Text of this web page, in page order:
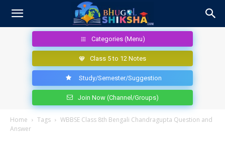
Categories (Menu)
Class 5 to 12 Notes
Study/Semester/Suggestion
Join Now (Channel/Groups)
Home Tags
WBBSE Class 8th Bengali Chandragupta Question and
Answer